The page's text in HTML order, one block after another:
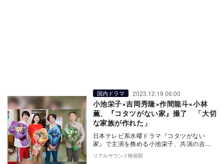
国内ドラマ 2023.12.19 06:00
小池栄子×吉岡秀隆×作間龍斗×小林
薫、『コタツがない家』撮了 「大切
な家族が作れた」
日本テレビ系水曜ドラマ『コタツがない
家』で主演を務める小池栄子、共演の吉岡
秀隆、作間龍斗、小林薫がクランクアップ
を迎えた。 …
リアルサウンド映画部